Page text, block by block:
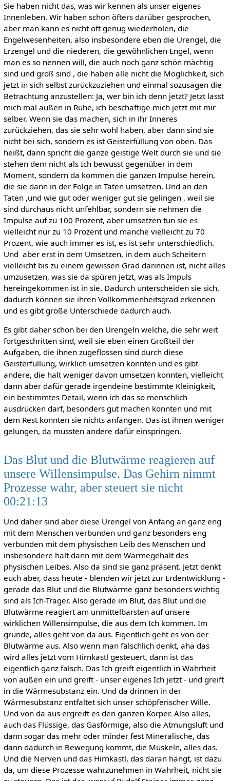
Sie haben nicht das, was wir kennen als unser eigenes
Innenleben. Wir haben schon öfters darüber gesprochen,
aber man kann es nicht oft genug wiederholen, die
Engelwesenheiten, also insbesondere eben die Urengel, die
Erzengel und die niederen, die gewöhnlichen Engel, wenn
man es so nennen will, die auch noch ganz schön mächtig
sind und groß sind , die haben alle nicht die Möglichkeit, sich
jetzt in sich selbst zurückzuziehen und einmal sozusagen die
Betrachtung anzustellen: Ja, wer bin ich denn jetzt? Jetzt lasst
mich mal außen in Ruhe, ich beschäftige mich jetzt mit mir
selber. Wenn sie das machen, sich in ihr Inneres
zurückziehen, das sie sehr wohl haben, aber dann sind sie
nicht bei sich, sondern es ist Geisterfüllung von oben. Das
heißt, dann spricht die ganze geistige Welt durch sie und sie
stehen dem nicht als Ich bewusst gegenüber in dem
Moment, sondern da kommen die ganzen Impulse herein,
die sie dann in der Folge in Taten umsetzen. Und an den
Taten ,und wie gut oder weniger gut sie gelingen , weil sie
sind durchaus nicht unfehlbar, sondern sie nehmen die
Impulse auf zu 100 Prozent, aber umsetzen tun sie es
vielleicht nur zu 10 Prozent und manche vielleicht zu 70
Prozent, wie auch immer es ist, es ist sehr unterschiedlich.
Und aber erst in dem Umsetzen, in dem auch Scheitern
vielleicht bis zu einem gewissen Grad darinnen ist, nicht alles
umzusetzen, was sie da spüren jetzt, was als Impuls
hereingekommen ist in sie. Dadurch unterscheiden sie sich,
dadurch können sie ihren Vollkommenheitsgrad erkennen
und es gibt große Unterschiede dadurch auch.
Es gibt daher schon bei den Urengeln welche, die sehr weit
fortgeschritten sind, weil sie eben einen Großteil der
Aufgaben, die ihnen zugeflossen sind durch diese
Geisterfüllung, wirklich umsetzen konnten und es gibt
andere, die halt weniger davon umsetzen konnten, vielleicht
dann aber dafür gerade irgendeine bestimmte Kleinigkeit,
ein bestimmtes Detail, wenn ich das so menschlich
ausdrücken darf, besonders gut machen konnten und mit
dem Rest konnten sie nichts anfangen. Das ist ihnen weniger
gelungen, da mussten andere dafür einspringen.
Das Blut und die Blutwärme reagieren auf
unsere Willensimpulse. Das Gehirn nimmt
Prozesse wahr, aber steuert sie nicht
00:21:13
Und daher sind aber diese Urengel von Anfang an ganz eng
mit dem Menschen verbunden und ganz besonders eng
verbunden mit dem physischen Leib des Menschen und
insbesondere halt dann mit dem Wärmegehalt des
physischen Leibes. Also da sind sie ganz präsent. Jetzt denkt
euch aber, dass heute - blenden wir jetzt zur Erdentwicklung -
gerade das Blut und die Blutwärme ganz besonders wichtig
sind als Ich-Träger. Also gerade im Blut, das Blut und die
Blutwärme reagiert am unmittelbarsten auf unsere
wirklichen Willensimpulse, die aus dem Ich kommen. Im
grunde, alles geht von da aus. Eigentlich geht es von der
Blutwärme aus. Also wenn man fälschlich denkt, aha das
wird alles jetzt vom Hirnkastl gesteuert, dann ist das
eigentlich ganz falsch. Das Ich greift eigentlich in Wahrheit
von außen ein und greift - unser eigenes Ich jetzt - und greift
in die Wärmesubstanz ein. Und da drinnen in der
Wärmesubstanz entfaltet sich unser schöpferischer Wille.
Und von da aus ergreift es den ganzen Körper. Also alles,
auch das Flüssige, das Gasförmige, also die Atmungsluft und
dann sogar das mehr oder minder fest Mineralische, das
dann dadurch in Bewegung kommt, die Muskeln, alles das.
Und die Nerven und das Hirnkastl, das daran hängt, ist dazu
da, um diese Prozesse wahrzunehmen in Wahrheit, nicht sie